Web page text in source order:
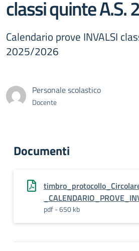
classi quinte
Calendario prove INVALSI
2025/2026
Personale scolastico
Docente
Documenti
pdf - 650 kb